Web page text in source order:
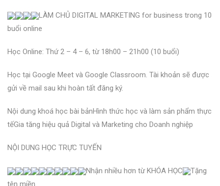
LÀM CHỦ DIGITAL MARKETING for business trong 10
buổi online
Học Online: Thứ 2 – 4 – 6, từ 18h00 – 21h00 (10 buổi)
Học tại Google Meet và Google Classroom. Tài khoản sẽ được
gửi về mail sau khi hoàn tất đăng ký.
Nội dung khoá học bài bảnHình thức học và làm sản phẩm thực
tếGia tăng hiệu quả Digital và Marketing cho Doanh nghiệp
NỘI DUNG HỌC TRỰC TUYẾN
Nhận nhiều hơn từ KHÓA HỌC
Tặng
tên miền